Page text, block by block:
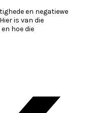
en negatiewe
is van die
hoe die